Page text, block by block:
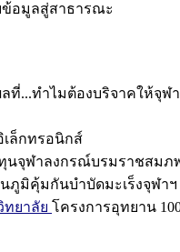
ข้อมูลสู่สาธารณะ
ลที่...ทำไมต้องบริจาคให้จุฬ
เล็กทรอนิกส์
นจุฬาลงกรณ์บรมราชสมภ
ภูมิคุ้มกันบำบัดมะเร็งจุฬาฯ
ทยาลัย โครงการอุทยาน